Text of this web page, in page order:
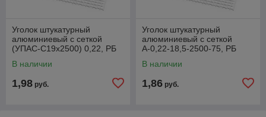
Уголок штукатурный
алюминиевый с сеткой
(УПАС-С19х2500) 0,22, РБ
В наличии
1,98 руб.
Уголок штукатурный
алюминиевый с сеткой
А-0,22-18,5-2500-75, РБ
В наличии
1,86 руб.